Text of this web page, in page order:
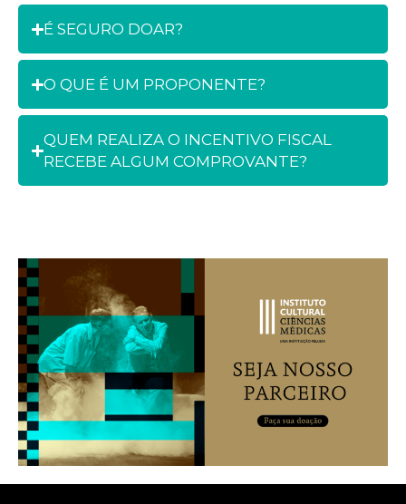
É SEGURO DOAR?
O QUE É UM PROPONENTE?
QUEM REALIZA O INCENTIVO FISCAL
RECEBE ALGUM COMPROVANTE?